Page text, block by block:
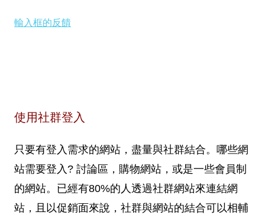
輸入框的反饋
使用社群登入
只要有登入需求的網站，盡量與社群結合。哪些網
站需要登入? 討論區，購物網站，或是一些會員制
的網站。已經有80%的人透過社群網站來連結網
站，且以促銷面來說，社群與網站的結合可以相輔